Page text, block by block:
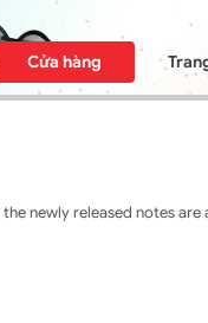
Cửa hàng
newly released notes are